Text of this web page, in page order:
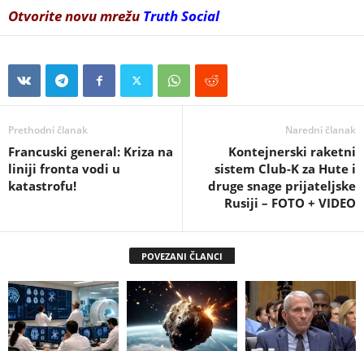
Otvorite novu mrežu Truth Social
Prethodni članak
Francuski general: Kriza na
liniji fronta vodi u
katastrofu!
Naredni članak
Kontejnerski raketni
sistem Club-K za Hute i
druge snage prijateljske
Rusiji – FOTO + VIDEO
POVEZANI ČLANCI